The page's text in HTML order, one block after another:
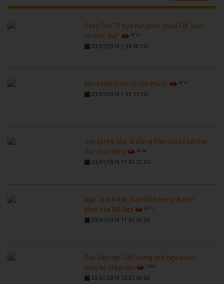
Châu Tinh Trì hứa hẹn phim chiếu Tết 'cười
ra nước mắt'
6772
03/01/2019 2:04:06 CH
Kim Kardashian có con thứ tư 6272
03/01/2019 1:03:37 CH
'Em gái trà sữa' bị đồn ly hôn sau bê bối tình
dục của chồng
6594
03/01/2019 12:03:33 CH
Ngô Thanh Vân, Đàm Vĩnh Hưng đi xem
phim của Mỹ Tâm
6272
03/01/2019 11:03:00 SA
Sao Việt nghỉ Tết Dương lịch: Người tiệc
tùng, kẻ nhập viện
7683
03/01/2019 10:01:54 SA